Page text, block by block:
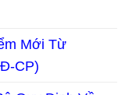
Mới Từ
CP)